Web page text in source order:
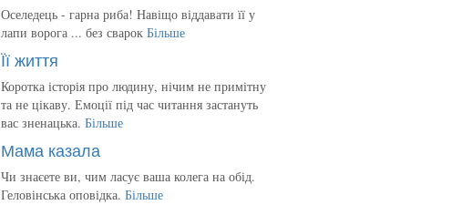
Оселедець - гарна риба! Навіщо віддавати її у
лапи ворога ... без сварок Більше
Її життя
Коротка історія про людину, нічим не примітну
та не цікаву. Емоції під час читання застануть
вас зненацька. Більше
Мама казала
Чи знаєете ви, чим ласує ваша колега на обід.
Геловінська оповідка. Більше